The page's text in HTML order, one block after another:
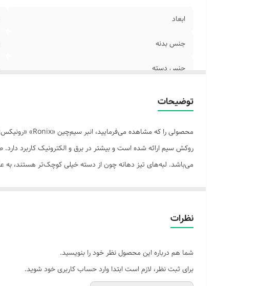
ابعاد
جنس بدنه
جنس دسته
توضیحات
نظرات
شما هم درباره این محصول نظر خود را بنویسید.
برای ثبت نظر، لازم است ابتدا وارد حساب کاربری خود شوید.